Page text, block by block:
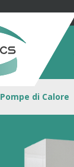
Pompe di Calore